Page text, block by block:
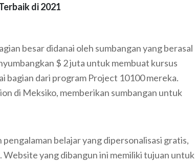
di 2021
besar didanai oleh sumbangan yang berasal
$ 2 juta untuk membuat kursus
bagian dari program Project 10100 mereka.
di Meksiko, memberikan sumbangan untuk
belajar yang dipersonalisasi gratis,
yang dibangun ini memiliki tujuan untuk